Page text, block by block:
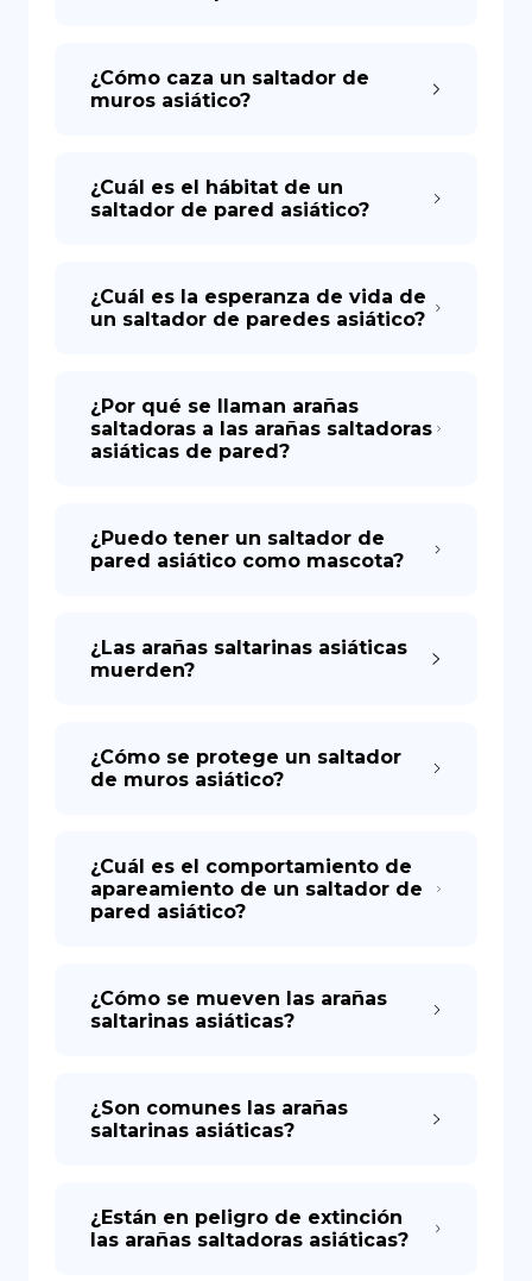
¿Cómo caza un saltador de
muros asiático?
¿Cuál es el hábitat de un
saltador de pared asiático?
¿Cuál es la esperanza de vida de
un saltador de paredes asiático?
¿Por qué se llaman arañas
saltadoras a las arañas saltadoras
asiáticas de pared?
¿Puedo tener un saltador de
pared asiático como mascota?
¿Las arañas saltarinas asiáticas
muerden?
¿Cómo se protege un saltador
de muros asiático?
¿Cuál es el comportamiento de
apareamiento de un saltador de
pared asiático?
¿Cómo se mueven las arañas
saltarinas asiáticas?
¿Son comunes las arañas
saltarinas asiáticas?
¿Están en peligro de extinción
las arañas saltadoras asiáticas?